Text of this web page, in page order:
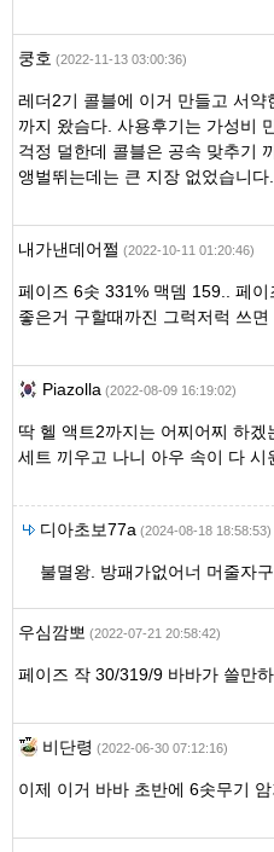
쿵호 (2022-11-13 03:00:36)
레더2기 콜블에 이거 만들고 서
까지 왔슴다. 사용후기는 가성비
걱정 덜한데 콜블은 공속 맞추기
앵벌뛰는데는 큰 지장 없었습니다.
내가낸데어쩔 (2022-10-11 01:20:46)
페이즈 6솟 331% 맥뎀 159.. 페
좋은거 구할때까진 그럭저럭 쓰면
Piazolla (2022-08-09 16:19:02)
딱 헬 액트2까지는 어찌어찌 하
세트 끼우고 나니 아우 속이 다 시
디아초보77a (2024-08-18 18:58:53)
불멸왕. 방패가없어너 머줄자
우심깜뽀 (2022-07-21 20:58:42)
페이즈 작 30/319/9 바바가 쓸만하
비단령 (2022-06-30 07:12:16)
이제 이거 바바 초반에 6솟무기